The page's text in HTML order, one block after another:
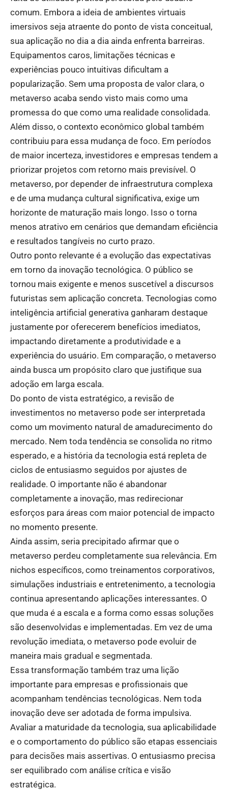
comum. Embora a ideia de ambientes virtuais
imersivos seja atraente do ponto de vista conceitual,
sua aplicação no dia a dia ainda enfrenta barreiras.
Equipamentos caros, limitações técnicas e
experiências pouco intuitivas dificultam a
popularização. Sem uma proposta de valor clara, o
metaverso acaba sendo visto mais como uma
promessa do que como uma realidade consolidada.
Além disso, o contexto econômico global também
contribuiu para essa mudança de foco. Em períodos
de maior incerteza, investidores e empresas tendem a
priorizar projetos com retorno mais previsível. O
metaverso, por depender de infraestrutura complexa
e de uma mudança cultural significativa, exige um
horizonte de maturação mais longo. Isso o torna
menos atrativo em cenários que demandam eficiência
e resultados tangíveis no curto prazo.
Outro ponto relevante é a evolução das expectativas
em torno da inovação tecnológica. O público se
tornou mais exigente e menos suscetível a discursos
futuristas sem aplicação concreta. Tecnologias como
inteligência artificial generativa ganharam destaque
justamente por oferecerem benefícios imediatos,
impactando diretamente a produtividade e a
experiência do usuário. Em comparação, o metaverso
ainda busca um propósito claro que justifique sua
adoção em larga escala.
Do ponto de vista estratégico, a revisão de
investimentos no metaverso pode ser interpretada
como um movimento natural de amadurecimento do
mercado. Nem toda tendência se consolida no ritmo
esperado, e a história da tecnologia está repleta de
ciclos de entusiasmo seguidos por ajustes de
realidade. O importante não é abandonar
completamente a inovação, mas redirecionar
esforços para áreas com maior potencial de impacto
no momento presente.
Ainda assim, seria precipitado afirmar que o
metaverso perdeu completamente sua relevância. Em
nichos específicos, como treinamentos corporativos,
simulações industriais e entretenimento, a tecnologia
continua apresentando aplicações interessantes. O
que muda é a escala e a forma como essas soluções
são desenvolvidas e implementadas. Em vez de uma
revolução imediata, o metaverso pode evoluir de
maneira mais gradual e segmentada.
Essa transformação também traz uma lição
importante para empresas e profissionais que
acompanham tendências tecnológicas. Nem toda
inovação deve ser adotada de forma impulsiva.
Avaliar a maturidade da tecnologia, sua aplicabilidade
e o comportamento do público são etapas essenciais
para decisões mais assertivas. O entusiasmo precisa
ser equilibrado com análise crítica e visão
estratégica.